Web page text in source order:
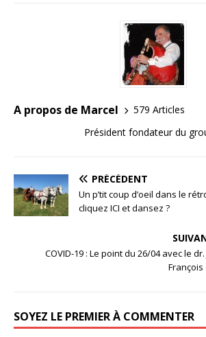
A propos de Marcel
579 Articles
Président fondateur du
PRÉCÉDENT
Un p’tit coup d’oeil dans le
cliquez ICI et dansez ?
COVID-19 : Le point du 26/04 avec le dr.
François
SOYEZ LE PREMIER À COMMENTER